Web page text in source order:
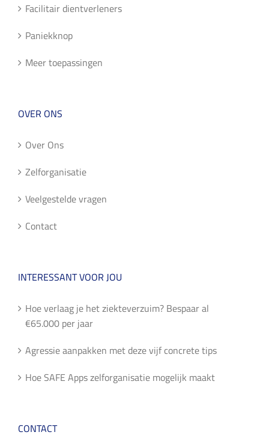
Facilitair dientverleners
Paniekknop
Meer toepassingen
OVER ONS
Over Ons
Zelforganisatie
Veelgestelde vragen
Contact
INTERESSANT VOOR JOU
Hoe verlaag je het ziekteverzuim? Bespaar al
€65.000 per jaar
Agressie aanpakken met deze vijf concrete tips
Hoe SAFE Apps zelforganisatie mogelijk maakt
CONTACT